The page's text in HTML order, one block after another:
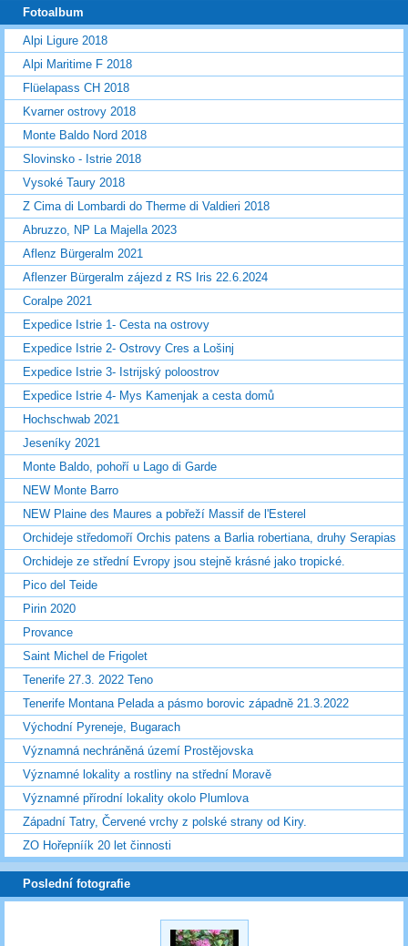
Fotoalbum
Alpi Ligure 2018
Alpi Maritime F 2018
Flüelapass CH 2018
Kvarner ostrovy 2018
Monte Baldo Nord 2018
Slovinsko - Istrie 2018
Vysoké Taury 2018
Z Cima di Lombardi do Therme di Valdieri 2018
Abruzzo, NP La Majella 2023
Aflenz Bürgeralm 2021
Aflenzer Bürgeralm zájezd z RS Iris 22.6.2024
Coralpe 2021
Expedice Istrie 1- Cesta na ostrovy
Expedice Istrie 2- Ostrovy Cres a Lošinj
Expedice Istrie 3- Istrijský poloostrov
Expedice Istrie 4- Mys Kamenjak a cesta domů
Hochschwab 2021
Jeseníky 2021
Monte Baldo, pohoří u Lago di Garde
NEW Monte Barro
NEW Plaine des Maures a pobřeží Massif de l'Esterel
Orchideje středomoří Orchis patens a Barlia robertiana, druhy Serapias
Orchideje ze střední Evropy jsou stejně krásné jako tropické.
Pico del Teide
Pirin 2020
Provance
Saint Michel de Frigolet
Tenerife 27.3. 2022 Teno
Tenerife Montana Pelada a pásmo borovic západně 21.3.2022
Východní Pyreneje, Bugarach
Významná nechráněná území Prostějovska
Významné lokality a rostliny na střední Moravě
Významné přírodní lokality okolo Plumlova
Západní Tatry, Červené vrchy z polské strany od Kiry.
ZO Hořepníík 20 let činnosti
Poslední fotografie